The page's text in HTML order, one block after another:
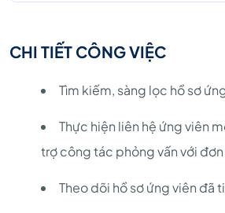
CHI TIẾT CÔNG VIỆC
Tìm kiếm, sàng lọc hồ sơ
Thực hiện liên hệ ứng viên
trợ công tác phỏng vấn với đơn
Theo dõi hồ sơ ứng viên đã